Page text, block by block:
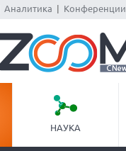
Аналитика Конференции
НАУКА